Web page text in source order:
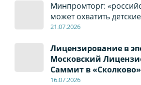
Минпромторг:
может охватить
21.07.2026
Лицензирование в
Московский
Саммит в «Сколково»
16.07.2026